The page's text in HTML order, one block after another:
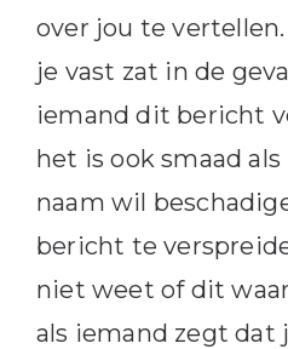
over jou te
je vast zat in de
iemand dit bericht
het is ook smaad
naam wil
bericht te
niet weet of dit
als iemand zegt dat